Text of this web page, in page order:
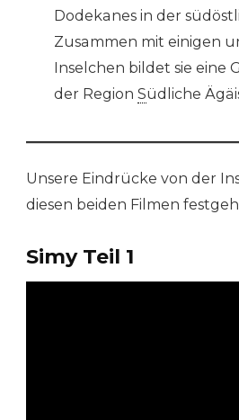
Dodekanes in der
Zusammen mit einigen
Inselchen bildet sie eine
der RegionSüdliche
Unsere Eindrücke von der
diesen beiden Filmen
Simy Teil 1